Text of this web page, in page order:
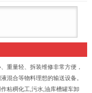
重量轻、拆装维修非常方便，
混合等物料理想的输送设备。
粘稠化工,污水,油库槽罐车卸